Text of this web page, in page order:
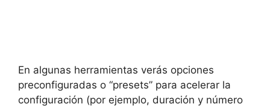
En algunas herramientas verás opciones
preconfiguradas o “presets” para acelerar la
configuración (por ejemplo, duración y número